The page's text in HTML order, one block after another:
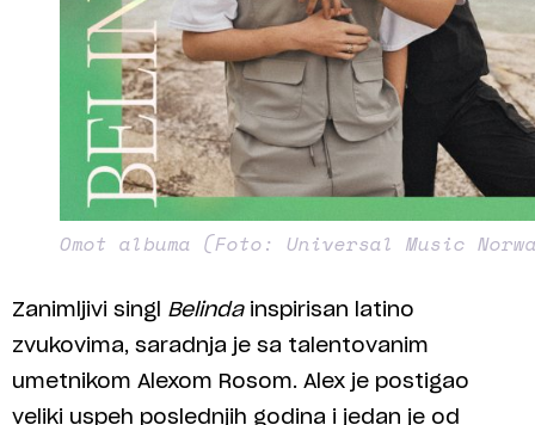
Omot albuma (Foto: Universal Music
Zanimljivi singl Belindainspirisan latino
zvukovima, saradnja je sa talentovanim
umetnikom Alexom Rosom. Alex je postigao
veliki uspeh poslednjih godina i jedan je od